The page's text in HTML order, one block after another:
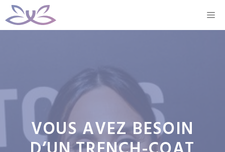
Aller
au
VOUS AVEZ BESOIN